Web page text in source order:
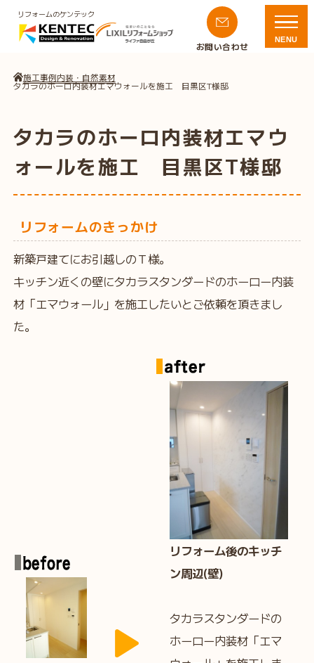
リフォームのケンテック
お問い合わせ
NENU
施工事例内装・自然素材
タカラのホーロ内装材エマウォールを施工 目黒区T様邸
タカラのホーロ内装材エマウ
ォールを施工 目黒区T様邸
リフォームのきっかけ
新築戸建てにお引越しのＴ様。
キッチン近くの壁にタカラスタンダードのホーロー内装
材「エマウォール」を施工したいとご依頼を頂きまし
た。
リフォーム後のキッチ
ン周辺(壁)
タカラスタンダードの
ホーロー内装材「エマ